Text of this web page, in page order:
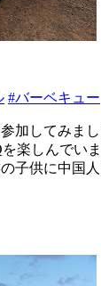
#バーベキュー
加してみま
楽しんでい
子供に中国